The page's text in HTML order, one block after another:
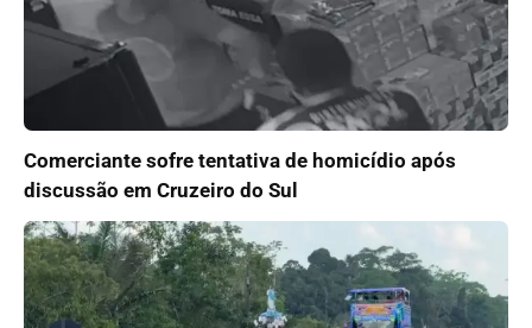
Comerciante sofre tentativa de homicídio após
discussão em Cruzeiro do Sul